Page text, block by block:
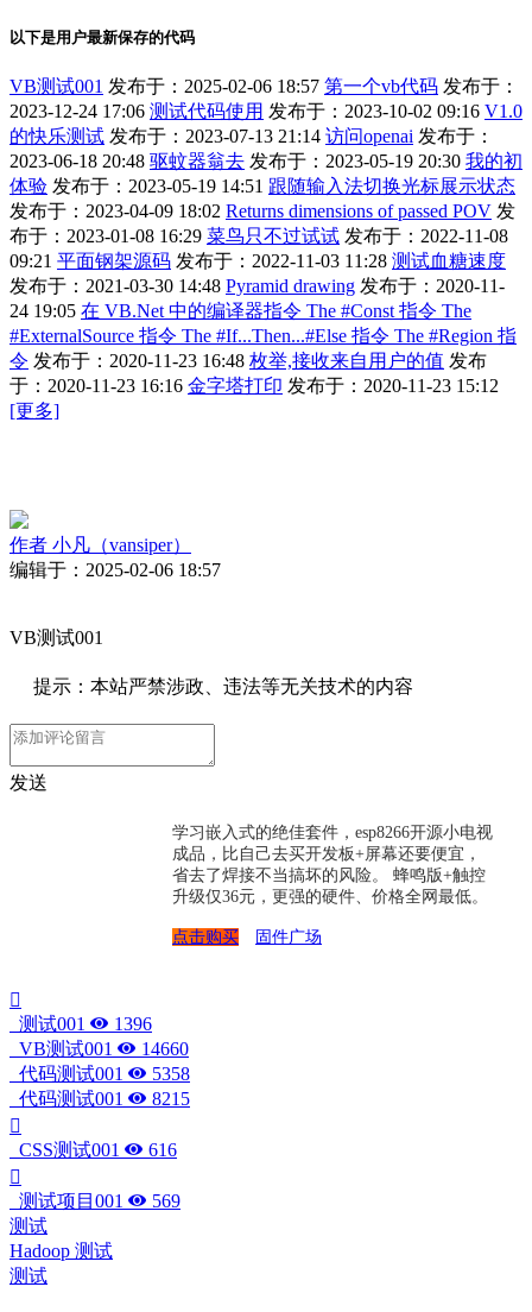
以下是用户最新保存的代码
VB测试001 发布于：2025-02-06 18:57 第一个vb代码 发布于：
2023-12-24 17:06 测试代码使用 发布于：2023-10-02 09:16 V1.0
的快乐测试 发布于：2023-07-13 21:14 访问openai 发布于：
2023-06-18 20:48 驱蚊器翁去 发布于：2023-05-19 20:30 我的初
体验 发布于：2023-05-19 14:51 跟随输入法切换光标展示状态
发布于：2023-04-09 18:02 Returns dimensions of passed POV 发
布于：2023-01-08 16:29 菜鸟只不过试试 发布于：2022-11-08
09:21 平面钢架源码 发布于：2022-11-03 11:28 测试血糖速度
发布于：2021-03-30 14:48 Pyramid drawing 发布于：2020-11-
24 19:05 在 VB.Net 中的编译器指令 The #Const 指令 The
#ExternalSource 指令 The #If...Then...#Else 指令 The #Region 指
令 发布于：2020-11-23 16:48 枚举,接收来自用户的值 发布
于：2020-11-23 16:16 金字塔打印 发布于：2020-11-23 15:12
[更多]
作者 小凡（vansiper）
编辑于：2025-02-06 18:57
VB测试001
提示：本站严禁涉政、违法等无关技术的内容
发送
学习嵌入式的绝佳套件，esp8266开源小电视
成品，比自己去买开发板+屏幕还要便宜，
省去了焊接不当搞坏的风险。 蜂鸣版+触控
升级仅36元，更强的硬件、价格全网最低。
点击购买 固件广场
测试001
1396
VB测试001
14660
代码测试001
5358
代码测试001
8215
CSS测试001 616
测试项目001
569
测试
Hadoop 测试
测试